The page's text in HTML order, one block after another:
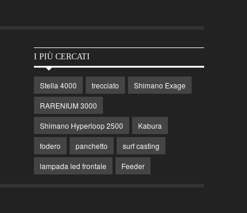
I PIÙ CERCATI
Stella 4000 trecciato
Shimano Exage
RARENIUM 3000
Shimano Hyperloop 2500
Kabura
fodero
panchetto
surf casting
lampada led frontale
Feeder